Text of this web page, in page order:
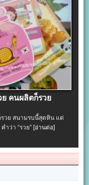
ย คนผลิตก็รวย
รวย สนามรบนี้สุดหิน แต่
ำว่า “รวย”[อ่านต่อ]